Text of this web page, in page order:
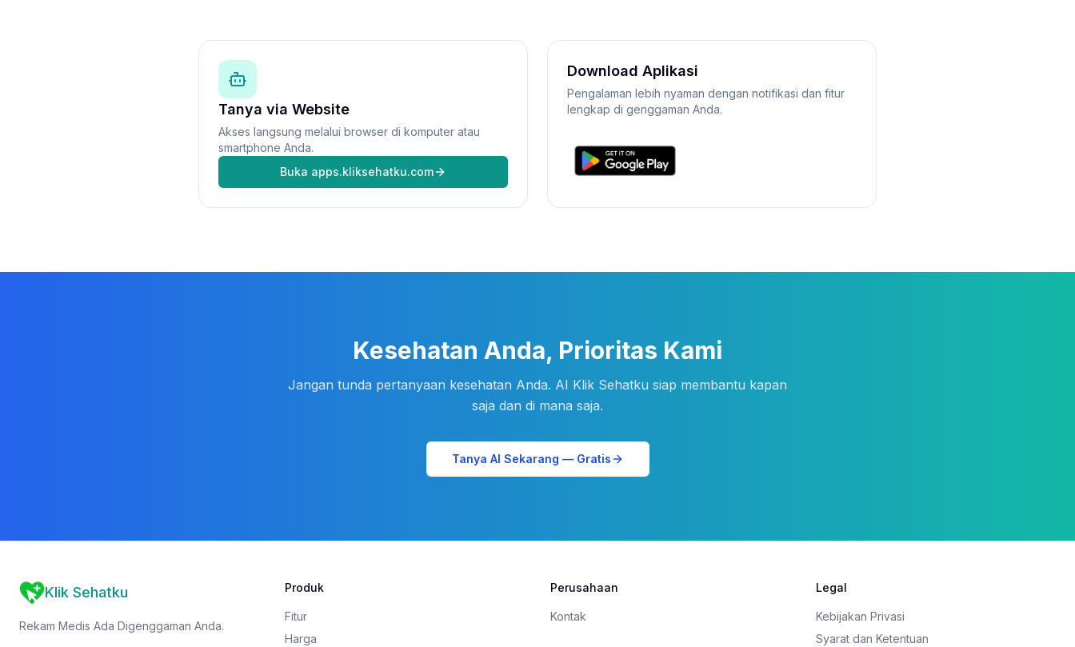
Tanya via Website
Akses langsung melalui browser di komputer atau
smartphone Anda.
Buka apps.kliksehatku.com
Download Aplikasi
Pengalaman lebih nyaman dengan notifikasi dan fitur
lengkap di genggaman Anda.
Kesehatan Anda, Prioritas Kami
Jangan tunda pertanyaan kesehatan Anda. AI Klik Sehatku siap membantu kapan
saja dan di mana saja.
Tanya AI Sekarang — Gratis
Klik Sehatku
Rekam Medis Ada Digenggaman Anda.
Produk
Fitur
Harga
Perusahaan
Kontak
Legal
Kebijakan Privasi
Syarat dan Ketentuan